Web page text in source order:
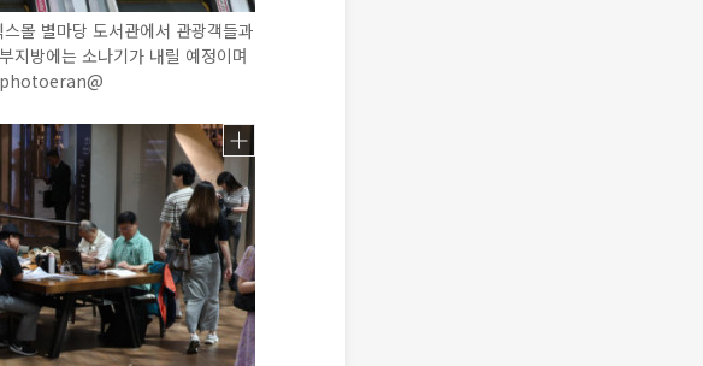
몰 별마당 도서관에서 관광객들과
지방에는 소나기가 내릴 예정이며
photoeran@